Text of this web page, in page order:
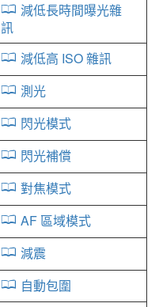
減低長時間曝光雜
訊
減低高 ISO 雜訊
測光
閃光模式
閃光補償
對焦模式
AF 區域模式
減震
自動包圍